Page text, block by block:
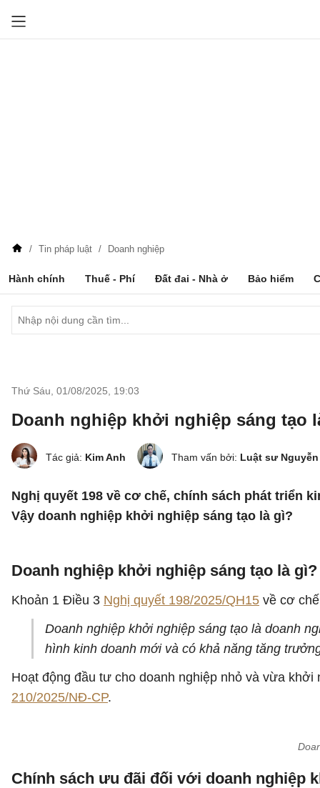
Tin pháp luật Doanh nghiệp
Hành chính Thuế - Phí Đất đai - Nhà ở Bảo hiểm
Thứ Sáu, 01/08/2025 19:03
Doanh nghiệp khởi nghiệp sáng tạo
Tác giả: Kim Anh Tham vấn bởi: Luật sư
Nghị quyết 198 về cơ chế, chính sách phát triển
Vậy doanh nghiệp khởi nghiệp sáng tạo là gì?
Doanh nghiệp khởi nghiệp sáng tạo là gì?
Khoản 1 Điều 3 Nghị quyết 198/2025/QH15 về cơ
Doanh nghiệp khởi nghiệp sáng tạo là doanh
hình kinh doanh mới và có khả năng tăng
Hoạt động đầu tư cho doanh nghiệp nhỏ và vừa
210/2025/NĐ-CP.
Chính sách ưu đãi đối với doanh nghiệp